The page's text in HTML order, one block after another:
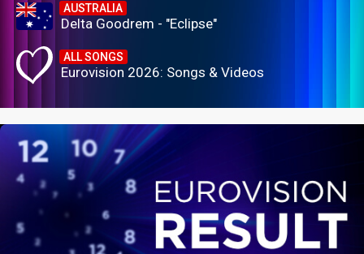
AUSTRALIA
Delta Goodrem - "Eclipse"
ALL SONGS
Eurovision 2026: Songs & Videos